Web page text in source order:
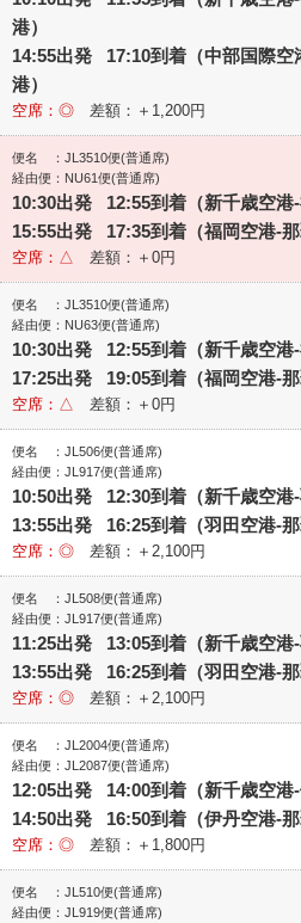
港）
14:55出発 17:10到着（中部国際空
港）
空席：◎ 差額：＋1,200円
便名 ：JL3510便(普通席)
経由便：NU61便(普通席)
10:30出発 12:55到着（新千歳空港‐
15:55出発 17:35到着（福岡空港‐那
空席：△ 差額：＋0円
便名 ：JL3510便(普通席)
経由便：NU63便(普通席)
10:30出発 12:55到着（新千歳空港‐
17:25出発 19:05到着（福岡空港‐那
空席：△ 差額：＋0円
便名 ：JL506便(普通席)
経由便：JL917便(普通席)
10:50出発 12:30到着（新千歳空港‐
13:55出発 16:25到着（羽田空港‐那
空席：◎ 差額：＋2,100円
便名 ：JL508便(普通席)
経由便：JL917便(普通席)
11:25出発 13:05到着（新千歳空港‐
13:55出発 16:25到着（羽田空港‐那
空席：◎ 差額：＋2,100円
便名 ：JL2004便(普通席)
経由便：JL2087便(普通席)
12:05出発 14:00到着（新千歳空港‐
14:50出発 16:50到着（伊丹空港‐那
空席：◎ 差額：＋1,800円
便名 ：JL510便(普通席)
経由便：JL919便(普通席)